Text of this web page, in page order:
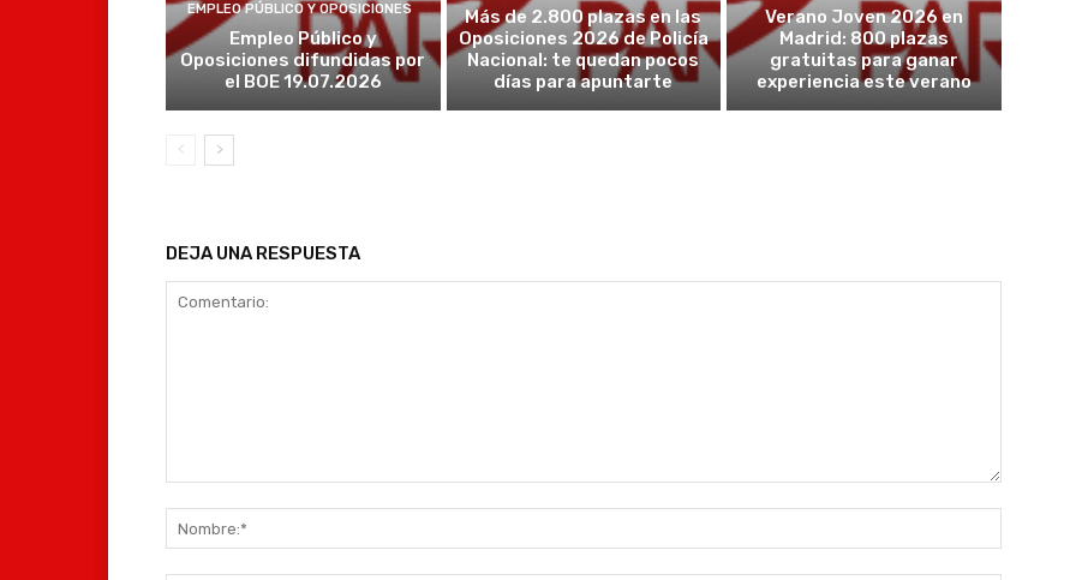
EMPLEO PÚBLICO Y OPOSICIONES
Empleo Público y
Oposiciones difundidas por
el BOE 19.07.2026
Más de 2.800 plazas en las
Oposiciones 2026 de Policía
Nacional: te quedan pocos
días para apuntarte
Verano Joven 2026 en
Madrid: 800 plazas
gratuitas para ganar
experiencia este verano
DEJA UNA RESPUESTA